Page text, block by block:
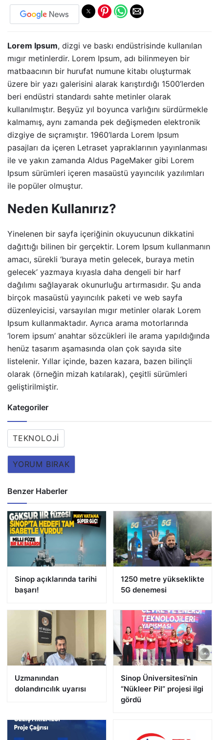
Lorem Ipsum, dizgi ve baskı endüstrisinde kullanılan
mıgır metinlerdir. Lorem Ipsum, adı bilinmeyen bir
matbaacının bir hurufat numune kitabı oluşturmak
üzere bir yazı galerisini alarak karıştırdığı 1500’lerden
beri endüstri standardı sahte metinler olarak
kullanılmıştır. Beşyüz yıl boyunca varlığını sürdürmekle
kalmamış, aynı zamanda pek değişmeden elektronik
dizgiye de sıçramıştır. 1960’larda Lorem Ipsum
pasajları da içeren Letraset yapraklarının yayınlanması
ile ve yakın zamanda Aldus PageMaker gibi Lorem
Ipsum sürümleri içeren masaüstü yayıncılık yazılımları
ile popüler olmuştur.
Neden Kullanırız?
Yinelenen bir sayfa içeriğinin okuyucunun dikkatini
dağıttığı bilinen bir gerçektir. Lorem Ipsum kullanmanın
amacı, sürekli ‘buraya metin gelecek, buraya metin
gelecek’ yazmaya kıyasla daha dengeli bir harf
dağılımı sağlayarak okunurluğu artırmasıdır. Şu anda
birçok masaüstü yayıncılık paketi ve web sayfa
düzenleyicisi, varsayılan mıgır metinler olarak Lorem
Ipsum kullanmaktadır. Ayrıca arama motorlarında
‘lorem ipsum’ anahtar sözcükleri ile arama yapıldığında
henüz tasarım aşamasında olan çok sayıda site
listelenir. Yıllar içinde, bazen kazara, bazen bilinçli
olarak (örneğin mizah katılarak), çeşitli sürümleri
geliştirilmiştir.
Kategoriler
TEKNOLOJI
YORUM BIRAK
Benzer Haberler
Sinop açıklarında tarihi
başarı!
1250 metre yükseklikte
5G denemesi
Uzmanından
dolandırıcılık uyarısı
Sinop Üniversitesi’nin
“Nükleer Pil” projesi ilgi
gördü